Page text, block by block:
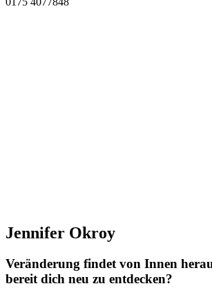
Jennifer Okroy
Veränderung findet von Innen
bereit dich neu zu entdecken?